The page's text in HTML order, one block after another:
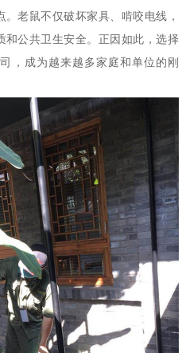
老鼠不仅破坏家具、啃咬电线，
和公共卫生安全。正因如此，选择
，成为越来越多家庭和单位的刚